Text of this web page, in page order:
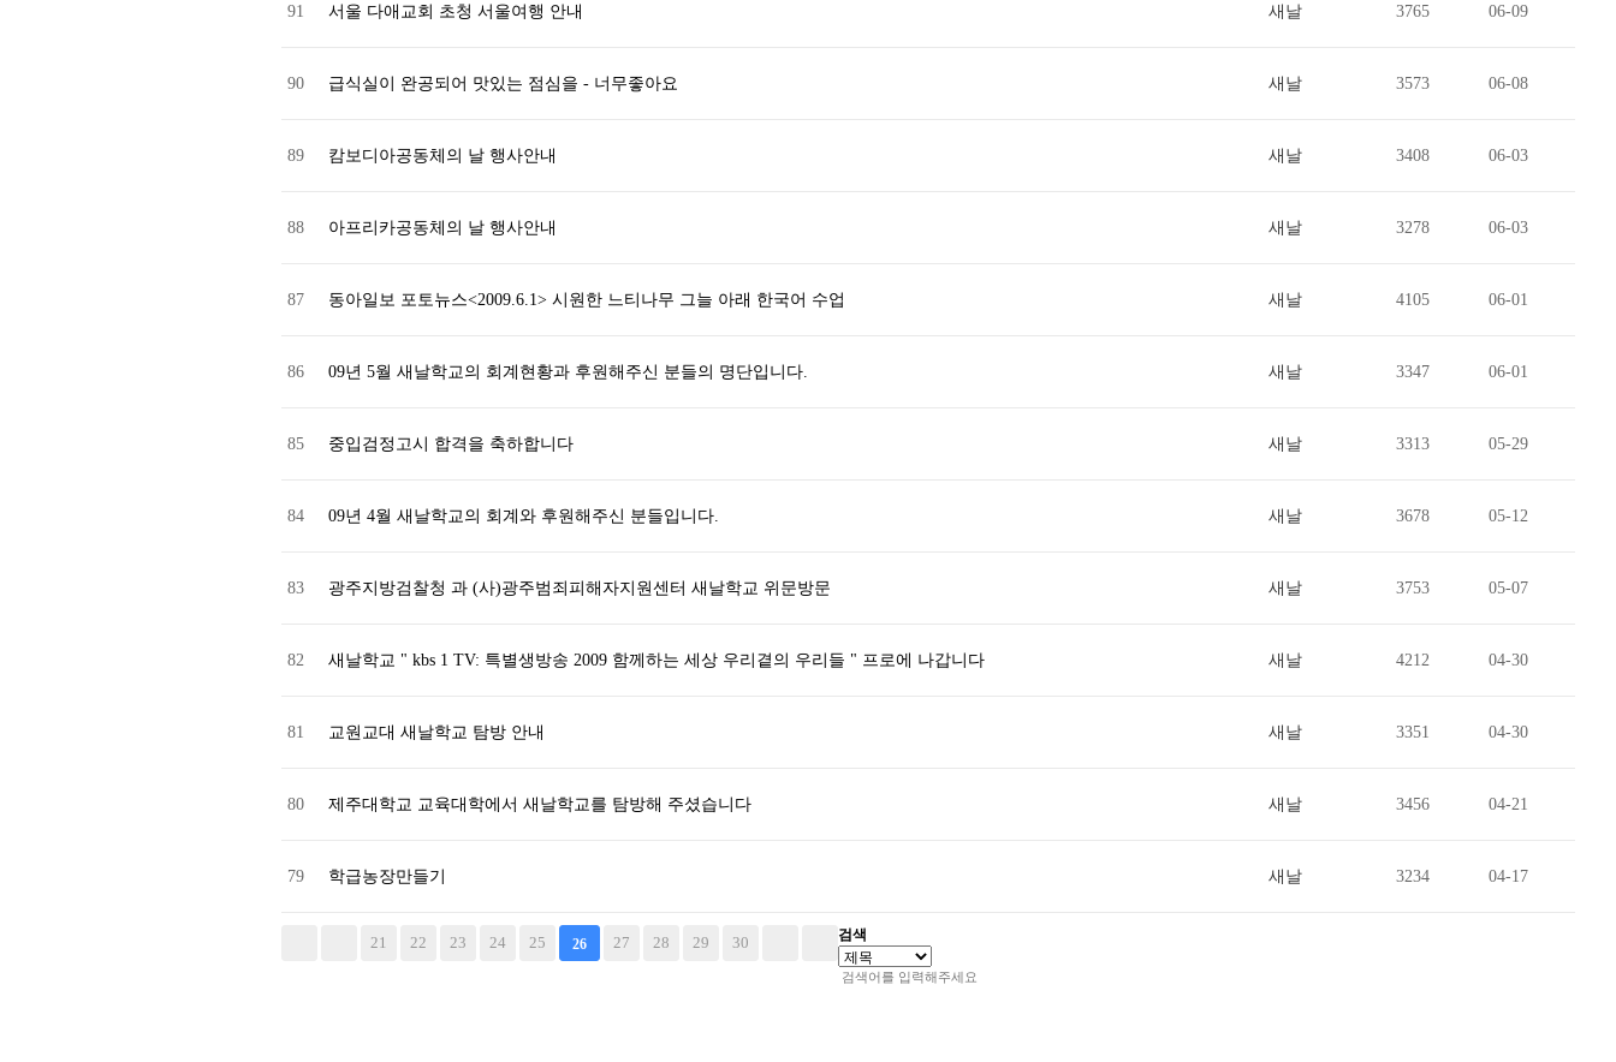
91 서울 다애교회 초청 서울여행 안내 새날 3765 06-09
90 급식실이 완공되어 맛있는 점심을 - 너무좋아요 새날 3573 06-08
89 캄보디아공동체의 날 행사안내 새날 3408 06-03
88 아프리카공동체의 날 행사안내 새날 3278 06-03
87 동아일보 포토뉴스<2009.6.1> 시원한 느티나무 그늘 아래 한국어 수업 새날 4105 06-01
86 09년 5월 새날학교의 회계현황과 후원해주신 분들의 명단입니다. 새날 3347 06-01
85 중입검정고시 합격을 축하합니다 새날 3313 05-29
84 09년 4월 새날학교의 회계와 후원해주신 분들입니다. 새날 3678 05-12
83 광주지방검찰청 과 (사)광주범죄피해자지원센터 새날학교 위문방문 새날 3753 05-07
82 새날학교 " kbs 1 TV: 특별생방송 2009 함께하는 세상 우리곁의 우리들 " 프로에 나갑니다 새날 4212 04-30
81 교원교대 새날학교 탐방 안내 새날 3351 04-30
80 제주대학교 교육대학에서 새날학교를 탐방해 주셨습니다 새날 3456 04-21
79 학급농장만들기 새날 3234 04-17
21 22 23 24 25 26 27 28 29 30 검색